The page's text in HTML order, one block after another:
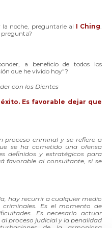
la noche, preguntarle al I Ching
pregunta?
a beneficio de todos los
que he vivido hoy"?
con los Dientes
Es favorable dejar que
proceso criminal y se refiere a
se ha cometido una ofensa
definidos y estratégicos para
favorable al consultante, si se
hay recurrir a cualquier medio
Es el momento de
Es necesario actuar
al proceso judicial y la penalidad